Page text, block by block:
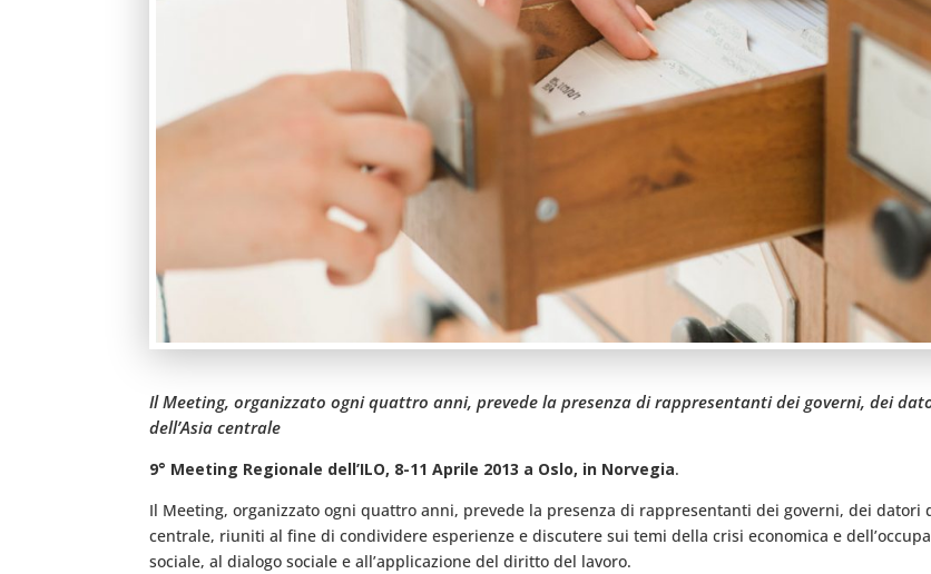
Il Meeting, organizzato ogni quattro anni, prevede la presenza di rappresentanti dei governi, dei
dell’Asia centrale
9° Meeting Regionale dell’ILO, 8-11 Aprile 2013 a Oslo, in Norvegia.
Il Meeting, organizzato ogni quattro anni, prevede la presenza di rappresentanti dei governi, dei datori
centrale, riuniti al fine di condividere esperienze e discutere sui temi della crisi economica e
sociale, al dialogo sociale e all’applicazione del diritto del lavoro.